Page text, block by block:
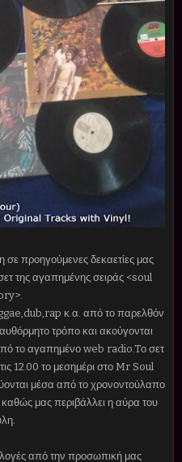
προηγούμενες δεκαετίες μας
της αγαπημένης σειράς <soul
κ.α. από το παρελθόν
τρόπο και ακούγονται
το αγαπημένο web radio.Tο σετ
12.00 το μεσημέρι στο Mr Soul
μέσα από το χρονοντούλαπο
καθώς μας περιβάλλει η αύρα του
από την προσωπική μας